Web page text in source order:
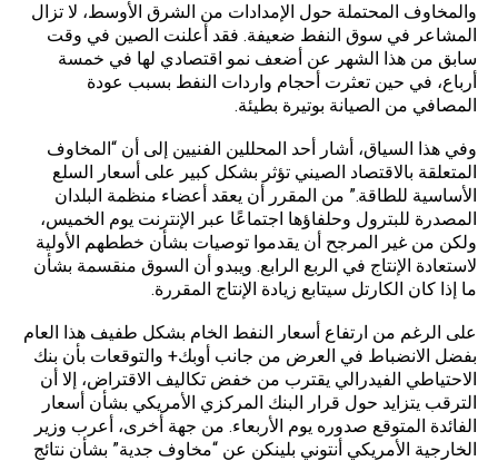
والمخاوف المحتملة حول الإمدادات من الشرق الأوسط، لا تزال
المشاعر في سوق النفط ضعيفة. فقد أعلنت الصين في وقت
سابق من هذا الشهر عن أضعف نمو اقتصادي لها في خمسة
أرباع، في حين تعثرت أحجام واردات النفط بسبب عودة
المصافي من الصيانة بوتيرة بطيئة.
وفي هذا السياق، أشار أحد المحللين الفنيين إلى أن “المخاوف
المتعلقة بالاقتصاد الصيني تؤثر بشكل كبير على أسعار السلع
الأساسية للطاقة.” من المقرر أن يعقد أعضاء منظمة البلدان
المصدرة للبترول وحلفاؤها اجتماعًا عبر الإنترنت يوم الخميس،
ولكن من غير المرجح أن يقدموا توصيات بشأن خططهم الأولية
لاستعادة الإنتاج في الربع الرابع. ويبدو أن السوق منقسمة بشأن
ما إذا كان الكارتل سيتابع زيادة الإنتاج المقررة.
على الرغم من ارتفاع أسعار النفط الخام بشكل طفيف هذا العام
بفضل الانضباط في العرض من جانب أوبك+ والتوقعات بأن بنك
الاحتياطي الفيدرالي يقترب من خفض تكاليف الاقتراض، إلا أن
الترقب يتزايد حول قرار البنك المركزي الأمريكي بشأن أسعار
الفائدة المتوقع صدوره يوم الأربعاء. من جهة أخرى، أعرب وزير
الخارجية الأمريكي أنتوني بلينكن عن “مخاوف جدية” بشأن نتائج